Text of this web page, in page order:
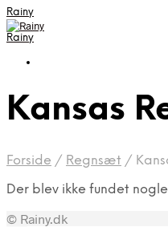
Rainy
Rainy
Kansas
Forside / Regnsæt /
Der blev ikke fundet
© Rainy.dk